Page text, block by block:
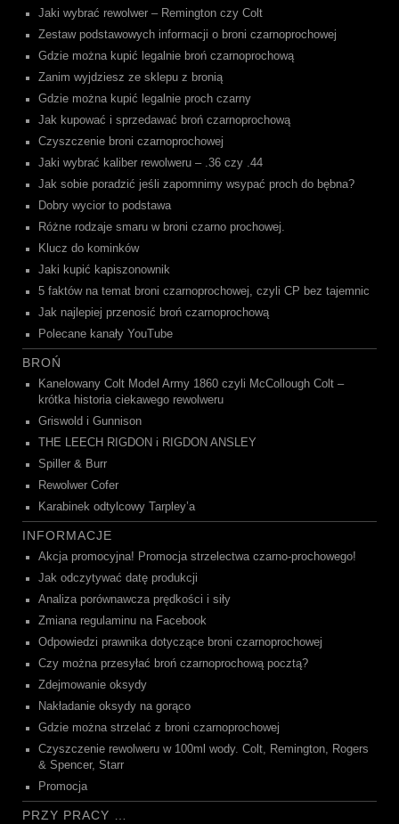
Jaki wybrać rewolwer – Remington czy Colt
Zestaw podstawowych informacji o broni czarnoprochowej
Gdzie można kupić legalnie broń czarnoprochową
Zanim wyjdziesz ze sklepu z bronią
Gdzie można kupić legalnie proch czarny
Jak kupować i sprzedawać broń czarnoprochową
Czyszczenie broni czarnoprochowej
Jaki wybrać kaliber rewolweru – .36 czy .44
Jak sobie poradzić jeśli zapomnimy wsypać proch do bębna?
Dobry wycior to podstawa
Różne rodzaje smaru w broni czarno prochowej.
Klucz do kominków
Jaki kupić kapiszonownik
5 faktów na temat broni czarnoprochowej, czyli CP bez tajemnic
Jak najlepiej przenosić broń czarnoprochową
Polecane kanały YouTube
BROŃ
Kanelowany Colt Model Army 1860 czyli McCollough Colt –
krótka historia ciekawego rewolweru
Griswold i Gunnison
THE LEECH RIGDON i RIGDON ANSLEY
Spiller & Burr
Rewolwer Cofer
Karabinek odtylcowy Tarpley’a
INFORMACJE
Akcja promocyjna! Promocja strzelectwa czarno-prochowego!
Jak odczytywać datę produkcji
Analiza porównawcza prędkości i siły
Zmiana regulaminu na Facebook
Odpowiedzi prawnika dotyczące broni czarnoprochowej
Czy można przesyłać broń czarnoprochową pocztą?
Zdejmowanie oksydy
Nakładanie oksydy na gorąco
Gdzie można strzelać z broni czarnoprochowej
Czyszczenie rewolweru w 100ml wody. Colt, Remington, Rogers
& Spencer, Starr
Promocja
PRZY PRACY …